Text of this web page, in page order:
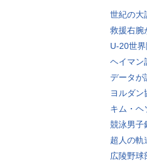
世紀の大
救援右腕
U-20世
ヘイマン
データが
ヨルダン
キム・ヘ
競泳男子
超人の軌
広陵野球